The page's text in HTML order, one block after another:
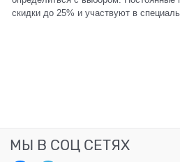
скидки до 25% и участвуют в
МЫ В СОЦ СЕТЯХ